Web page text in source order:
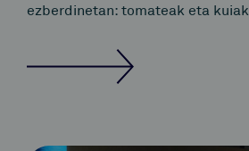
ezberdinetan: tomateak eta kuiak